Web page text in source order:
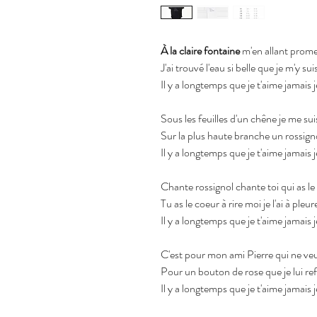
À la claire fontainem'en allant
J'ai trouvé l'eau si belle que je m'y
Il y a longtemps que je t'aime jamais
Sous les feuilles d'un chêne je me
Sur la plus haute branche un
Il y a longtemps que je t'aime jamais
Chante rossignol chante toi qui as
Tu as le coeur à rire moi je l'ai à
Il y a longtemps que je t'aime jamais
C'est pour mon ami Pierre qui ne
Pour un bouton de rose que je lui
Il y a longtemps que je t'aime jamais